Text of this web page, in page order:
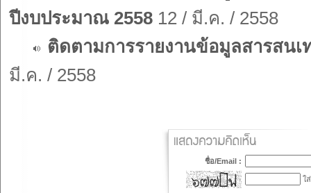
ปีงบประมาณ 2558 12 / มี.ค. / 2558
ติดตามการรายงานข้อมูลสารสนเ
มี.ค. / 2558
ชื่อ/Email :
ใ